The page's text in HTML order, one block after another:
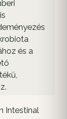
és a
Intestinal